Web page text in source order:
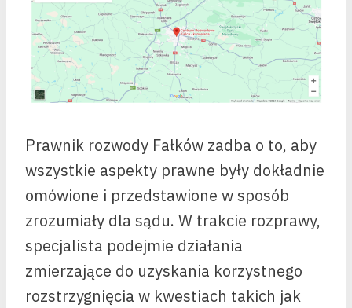
Prawnik rozwody Fałków zadba o to, aby
wszystkie aspekty prawne były dokładnie
omówione i przedstawione w sposób
zrozumiały dla sądu. W trakcie rozprawy,
specjalista podejmie działania
zmierzające do uzyskania korzystnego
rozstrzygnięcia w kwestiach takich jak